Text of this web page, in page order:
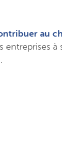
au
entreprises